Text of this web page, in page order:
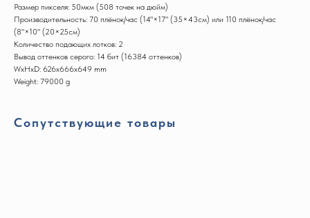
Размер пикселя: 50мкм (508 точек на дюйм)
Производительность: 70 плёнок/час (14"×17" (35×43cм) или 110 плёнок/час
(8"×10" (20×25cм)
Количество подающих лотков: 2
Вывод оттенков серого: 14 бит (16384 оттенков)
WxHxD: 626x666x649 mm
Weight: 79000 g
Сопутствующие товары